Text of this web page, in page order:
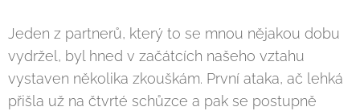
Jeden z partnerů, který to se mnou nějakou dobu
vydržel, byl hned v začátcích našeho vztahu
vystaven několika zkouškám. První ataka, ač lehká
přišla už na čtvrté schůzce a pak se postupně